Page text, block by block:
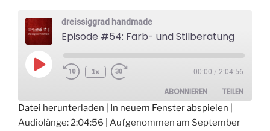
dreissiggrad handmade
Episode #54: Farb- und Stilberatung
Play
Episode
1x 00:00 / 2:04:56
ABONNIEREN TEILEN
Apple Podcasts Spotify
TEILEN
Datei herunterladen In neuem Fenster abspielen
Audiolänge: 2:04:56
Aufgenommen am September